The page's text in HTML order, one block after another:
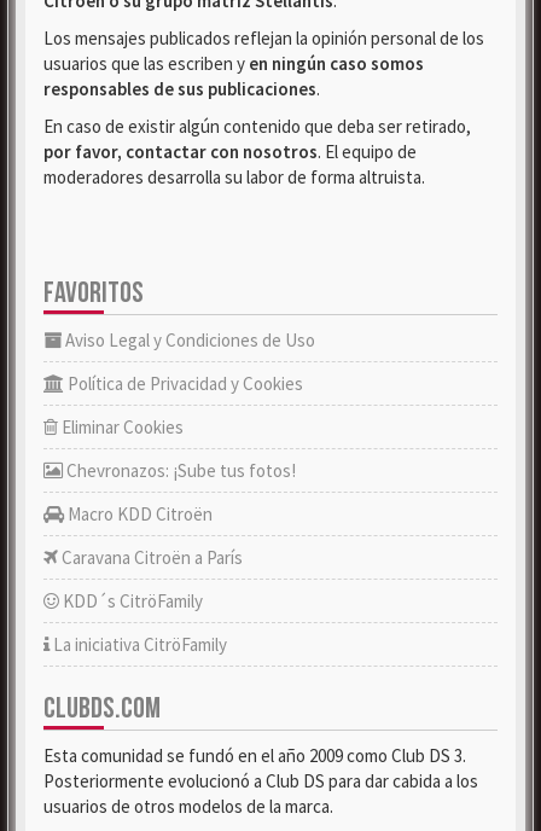
Los mensajes publicados reflejan la opinión personal de los
usuarios que las escriben y en ningún caso somos
responsables de sus publicaciones.
En caso de existir algún contenido que deba ser retirado,
por favor, contactar con nosotros. El equipo de
moderadores desarrolla su labor de forma altruista.
FAVORITOS
Aviso Legal y Condiciones de Uso
Política de Privacidad y Cookies
Eliminar Cookies
Chevronazos: ¡Sube tus fotos!
Macro KDD Citroën
Caravana Citroën a París
KDD´s CitröFamily
La iniciativa CitröFamily
CLUBDS.COM
Esta comunidad se fundó en el año 2009 como Club DS 3.
Posteriormente evolucionó a Club DS para dar cabida a los
usuarios de otros modelos de la marca.